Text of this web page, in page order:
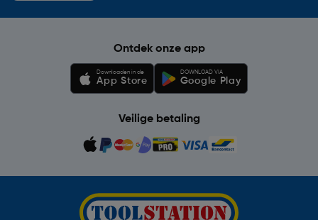
Ontdek onze app
Downloaden in de
App Store
DOWNLOAD VIA
Google Play
Veilige betaling